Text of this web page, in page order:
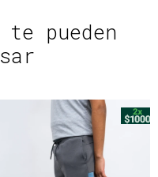
te pueden